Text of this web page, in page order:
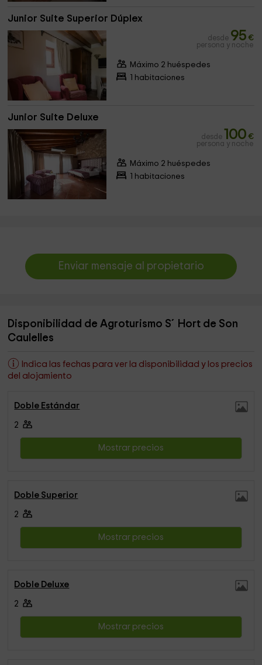
Junior Suite Superior Dúplex
desde 95 €
persona y noche
Máximo 2 huéspedes
1 habitaciones
Junior Suite Deluxe
desde 100 €
persona y noche
Máximo 2 huéspedes
1 habitaciones
Enviar mensaje al propietario
Disponibilidad de Agroturismo S´Hort de Son
Caulelles
Indica las fechas para ver la disponibilidad y los precios
del alojamiento
Doble Estándar
2
Mostrar precios
Doble Superior
2
Mostrar precios
Doble Deluxe
2
Mostrar precios